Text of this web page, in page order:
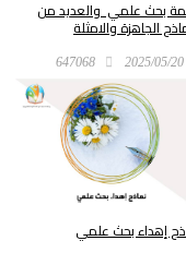
بحث علمي والعديد من
الجاهزة والامثلة
2025/05/20
647068
إهداء بحث علمي